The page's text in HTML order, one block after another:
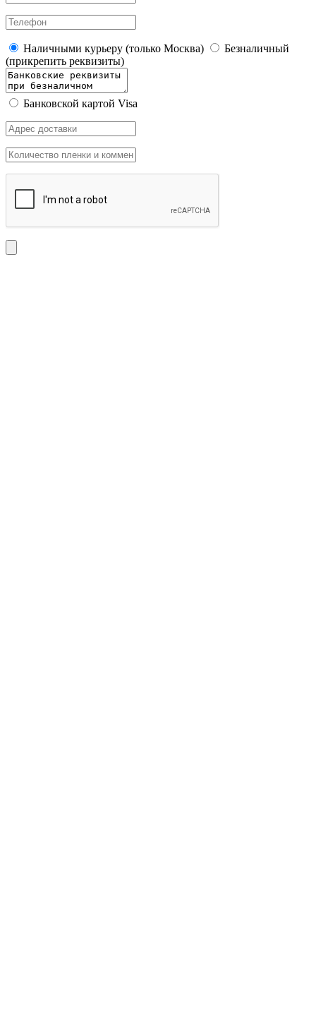
Наличными курьеру (только Москва)
Безналичный
(прикрепить реквизиты)
Банковской картой Visa